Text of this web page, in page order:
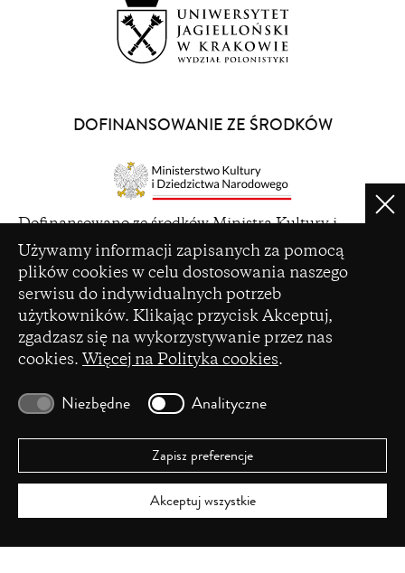
Ustawienia plików cookie
Używamy informacji zapisanych za pomocą
plików cookies w celu dostosowania naszego
serwisu do indywidualnych potrzeb
użytkowników. Klikając przycisk Akceptuj,
zgadzasz się na wykorzystywanie przez nas
cookies. Więcej na Polityka cookies.
Niezbędne Analityczne
Zapisz preferencje
Akceptuj wszystkie
DOFINANSOWANIE ZE ŚRODKÓW
a
new
window)
Dofinansowano ze środków Ministra Kultury i
Dziedzictwa Narodowego pochodzących z Funduszu
Promocji Kultury – państwowego funduszu celowego
(opens
a
Ministerstwa Nauki i Szkolnictwa Wyższego na
podstawie umowy Nr 86/WCN/2019/1 z dnia 19
lipca 2019 r. z pomocy przyznanej w ramach
programu „Wsparcie dla czasopism naukowych”.